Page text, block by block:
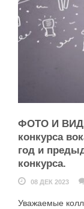
ФОТО И
конкурса
год и
конкурса.
08 ДЕК 2023
Уважаемые